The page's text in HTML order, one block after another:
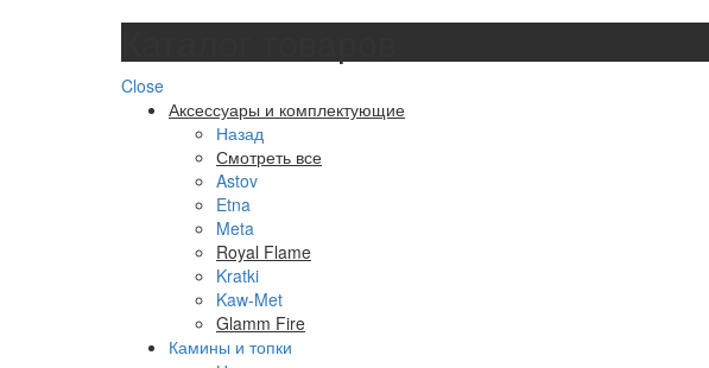
Close
Аксессуары и комплектующие
Назад
Смотреть все
Astov
Etna
Meta
Royal Flame
Kratki
Kaw-Met
Glamm Fire
Камины и топки